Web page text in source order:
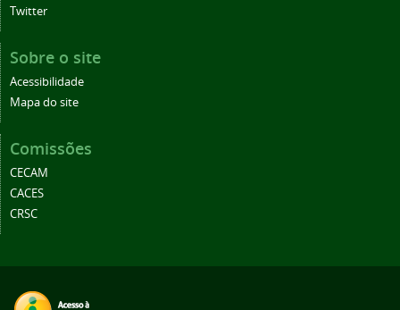
Twitter
Sobre o site
Acessibilidade
Mapa do site
Comissões
CECAM
CACES
CRSC